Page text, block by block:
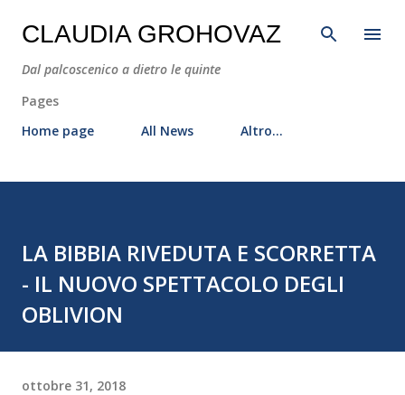
Passa ai contenuti principali
CLAUDIA GROHOVAZ
Dal palcoscenico a dietro le quinte
Pages
Home page
All News Altro…
LA BIBBIA RIVEDUTA E SCORRETTA
- IL NUOVO SPETTACOLO DEGLI
OBLIVION
ottobre 31, 2018